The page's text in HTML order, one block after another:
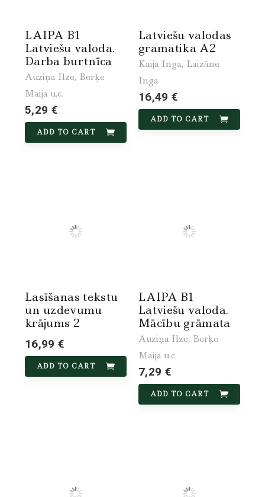
LAIPA B1
Latviešu valoda.
Darba burtnīca
Auziņa Ilze, Berķe
Maija u.c.
5,29 €
ADD TO CART
Latviešu valodas
gramatika A2
Kaija Inga, Laizāne
Inga
16,49 €
ADD TO CART
Lasīšanas tekstu
un uzdevumu
krājums 2
16,99 €
ADD TO CART
LAIPA B1
Latviešu valoda.
Mācību grāmata
Auziņa Ilze, Berķe
Maija u.c.
7,29 €
ADD TO CART